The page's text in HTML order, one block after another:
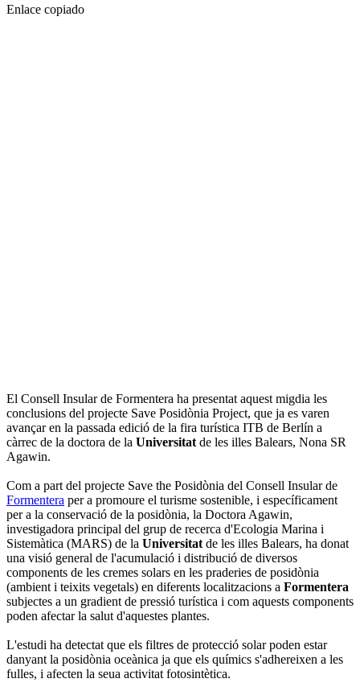
Enlace copiado
El Consell Insular de Formentera ha presentat aquest migdia les
conclusions del projecte Save Posidònia Project, que ja es varen
avançar en la passada edició de la fira turística ITB de Berlín a
càrrec de la doctora de la Universitat de les illes Balears, Nona SR
Agawin.
Com a part del projecte Save the Posidònia del Consell Insular de
Formentera per a promoure el turisme sostenible, i específicament
per a la conservació de la posidònia, la Doctora Agawin,
investigadora principal del grup de recerca d'Ecologia Marina i
Sistemàtica (MARS) de la Universitat de les illes Balears, ha donat
una visió general de l'acumulació i distribució de diversos
components de les cremes solars en les praderies de posidònia
(ambient i teixits vegetals) en diferents localitzacions a Formentera
subjectes a un gradient de pressió turística i com aquests components
poden afectar la salut d'aquestes plantes.
L'estudi ha detectat que els filtres de protecció solar poden estar
danyant la posidònia oceànica ja que els químics s'adhereixen a les
fulles, i afecten la seua activitat fotosintètica.